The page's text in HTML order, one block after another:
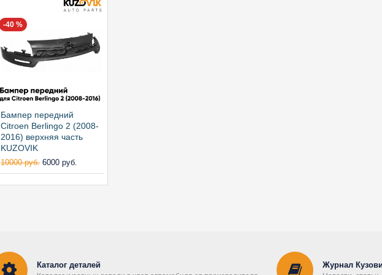
-40 %
Бампер передний
Citroen Berlingo 2 (2008-
2016) верхняя часть
KUZOVIK
10000 руб. 6000 руб.
Каталог деталей Журнал